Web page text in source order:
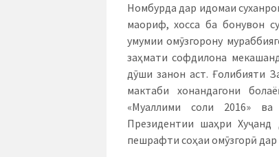
Номбурда дар идомаи
маориф, хосса ба бонувон
умумии омӯзгорону
заҳмати софдилона
дӯши занон аст. Ғолибияти
мактаби хонандагони
«Муаллими соли 2016» ва
Президентии шаҳри
пешрафти соҳаи омӯзгорӣ